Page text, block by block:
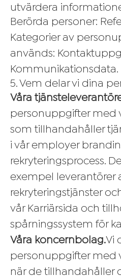
utvärdera
Berörda personer:
Kategorier av
används:
Kommunikationsdata.
5. Vem delar vi dina
Våra
personuppgifter med
som tillhandahåller
i vår employer
rekryteringsprocess.
exempel leverantörer
rekryteringstjänster
vår Karriärsida och
spårningssystem för
Våra koncernbolag.Vi
personuppgifter med
när de tillhandahåller